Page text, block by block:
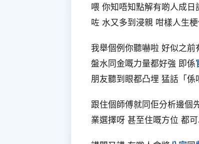
喂 你知唔知點解有啲人成
咗 水又多到浸親 咁樣人生
我舉個例你聽嚇啦 好似之前
盤水同金嘅力量都好強 即係
朋友聽到眼都凸埋 猛話「係
跟住個師傅就同佢分析邊個
業選擇呀 甚至住嘅方位 都